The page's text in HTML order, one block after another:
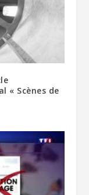
« Scènes de